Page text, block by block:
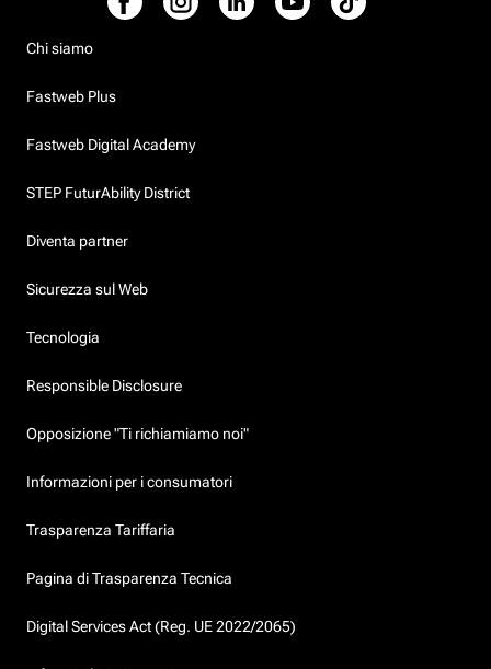
Chi siamo
Fastweb Plus
Fastweb Digital Academy
STEP FuturAbility District
Diventa partner
Sicurezza sul Web
Tecnologia
Responsible Disclosure
Opposizione "Ti richiamiamo noi"
Informazioni per i consumatori
Trasparenza Tariffaria
Pagina di Trasparenza Tecnica
Digital Services Act (Reg. UE 2022/2065)